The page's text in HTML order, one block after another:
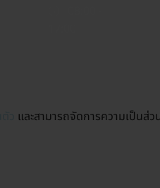
และสามารถจัดการความเป็นส่